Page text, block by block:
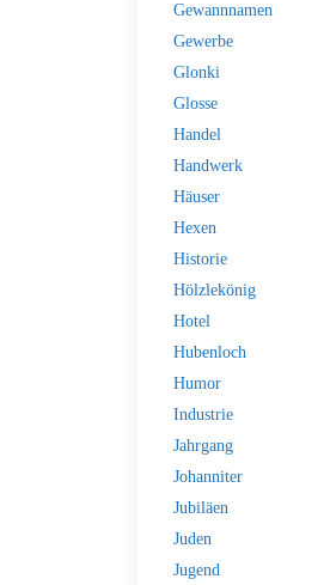
Gewannnamen
Gewerbe
Glonki
Glosse
Handel
Handwerk
Häuser
Hexen
Historie
Hölzlekönig
Hotel
Hubenloch
Humor
Industrie
Jahrgang
Johanniter
Jubiläen
Juden
Jugend